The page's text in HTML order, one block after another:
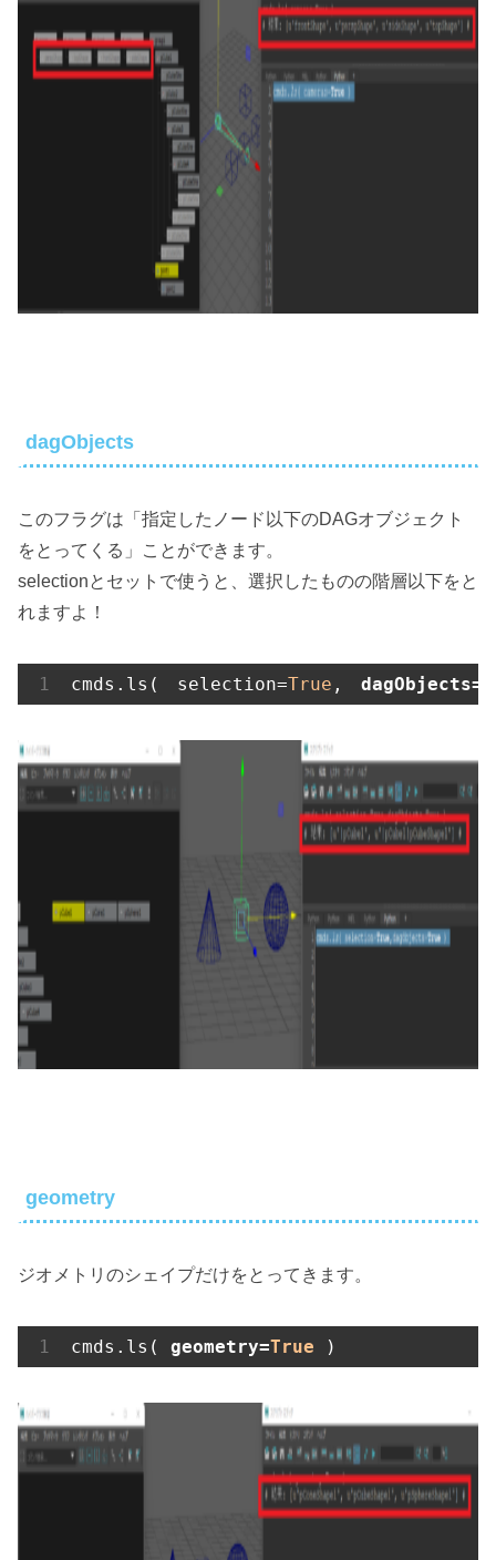
dagObjects
このフラグは「指定したノード以下のDAGオブジェクト
をとってくる」ことができます。
selectionとセットで使うと、選択したものの階層以下をと
れますよ！
cmds.ls(　selection=True , dagObjects=
geometry
ジオメトリのシェイプだけをとってきます。
cmds.ls( geometry=True )